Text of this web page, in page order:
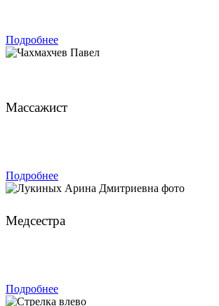
Подробнее
Массажист
Подробнее
Медсестра
Подробнее